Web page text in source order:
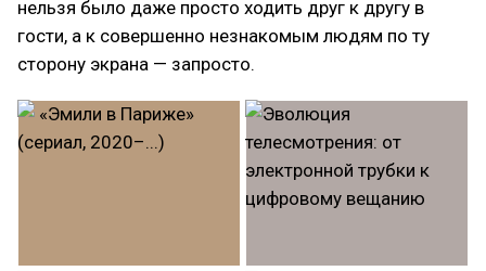
нельзя было даже просто ходить друг к другу в
гости, а к совершенно незнакомым людям по ту
сторону экрана — запросто.